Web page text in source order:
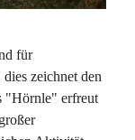
für
zeichnet den
"Hörnle" erfreut